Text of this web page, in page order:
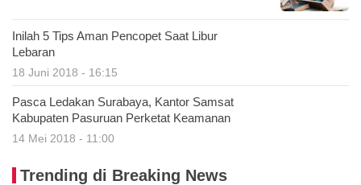
Inilah 5 Tips Aman Pencopet Saat Libur
Lebaran
18 Juni 2018 - 16:15
Pasca Ledakan Surabaya, Kantor Samsat
Kabupaten Pasuruan Perketat Keamanan
14 Mei 2018 - 11:00
Trending di Breaking News